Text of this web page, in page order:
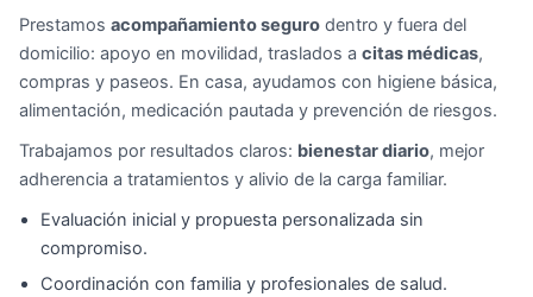
Prestamos acompañamiento seguro dentro y fuera del
domicilio: apoyo en movilidad, traslados a citas médicas,
compras y paseos. En casa, ayudamos con higiene básica,
alimentación, medicación pautada y prevención de riesgos.
Trabajamos por resultados claros: bienestar diario, mejor
adherencia a tratamientos y alivio de la carga familiar.
Evaluación inicial y propuesta personalizada sin
compromiso.
Coordinación con familia y profesionales de salud.